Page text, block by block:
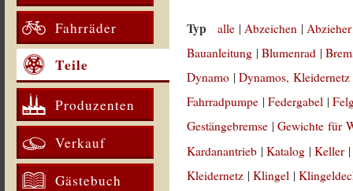
Fahrräder
Teile
Produzenten
Verkauf
Gästebuch
Typ alle |Abzeichen |
Bauanleitung |Blumenrad |
Dynamo |Dynamos, Kleidernetz
Fahrradpumpe |Federgabel |
Gestängebremse |Gewichte für
Kardanantrieb |Katalog |Keller
Kleidernetz |Klingel |